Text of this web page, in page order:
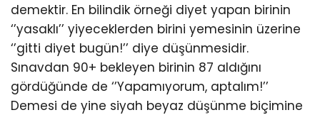
demektir. En bilindik örneği diyet yapan birinin
‘’yasaklı’’ yiyeceklerden birini yemesinin üzerine
‘’gitti diyet bugün!’’ diye düşünmesidir.
Sınavdan 90+ bekleyen birinin 87 aldığını
gördüğünde de ‘’Yapamıyorum, aptalım!’’
Demesi de yine siyah beyaz düşünme biçimine